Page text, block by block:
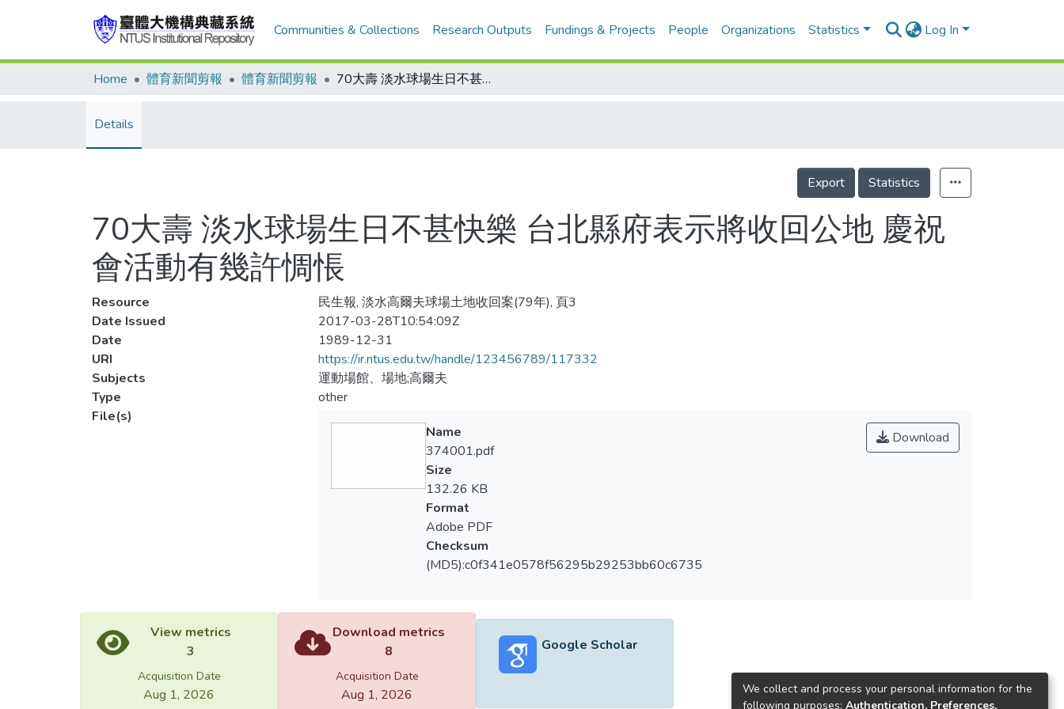
Communities & Collections Research Outputs Fundings & Projects People Organizations Statistics Log In
Home 體育新聞剪報 體育新聞剪報 70大壽 淡水球場生日不甚快樂 台北縣府表示將收回公地 慶祝會活動有幾許惆悵
Details
Export Statistics
70大壽 淡水球場生日不甚快樂 台北縣府表示將收回公地 慶祝
會活動有幾許惆悵
Resource
民生報, 淡水高爾夫球場土地收回案(79年), 頁3
Date Issued
2017-03-28T10:54:09Z
Date
1989-12-31
URI
https://ir.ntus.edu.tw/handle/123456789/117332
Subjects
運動場館、場地;高爾夫
Type
other
File(s)
Download
Name
374001.pdf
Size
132.26 KB
Format
Adobe PDF
Checksum
(MD5):c0f341e0578f56295b29253bb60c6735
View metrics
3
Acquisition Date
Aug 1, 2026
Download metrics
8
Acquisition Date
Aug 1, 2026
Google Scholar
We collect and process your personal information for the
following purposes: Authentication, Preferences,